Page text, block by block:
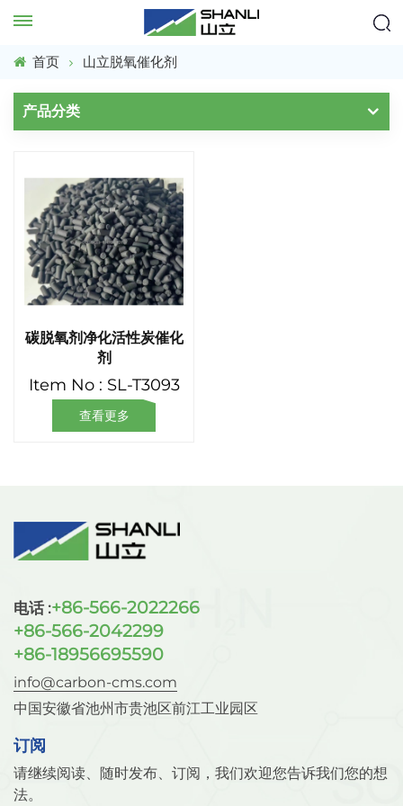
首页 山立脱氧催化剂
产品分类
碳脱氧剂净化活性炭催化
剂
Item No : SL-T3093
查看更多
电话 :+86-566-2022266
+86-566-2042299
+86-18956695590
info@carbon-cms.com
中国安徽省池州市贵池区前江工业园区
订阅
请继续阅读、随时发布、订阅，我们欢迎您告诉我们您的想
法。